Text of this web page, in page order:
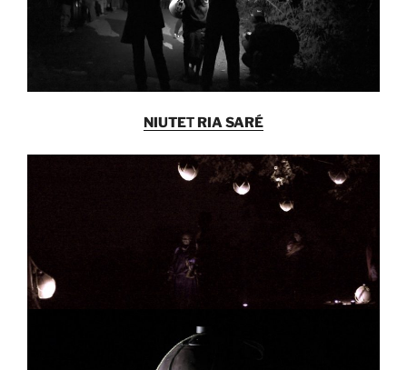
NIUTEΤ RIA SARÉ